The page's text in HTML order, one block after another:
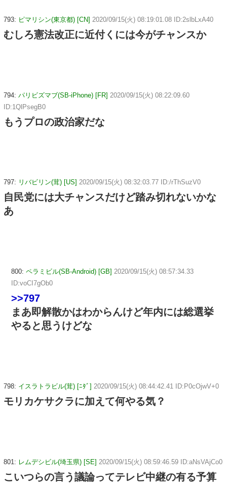
793: ピマリシン(東京都) [CN] 2020/09/15(火) 08:19:01.08 ID:2slbLxA40
むしろ憲法改正に近付くには今がチャンスか
794: パリビズマブ(SB-iPhone) [FR] 2020/09/15(火) 08:22:09.60
ID:1QlPsegB0
もうプロの政治家だな
797: リバビリン(茸) [US] 2020/09/15(火) 08:32:03.77 ID:/rThSuzV0
自民党には大チャンスだけど踏み切れないかな
あ
800: ペラミビル(SB-Android) [GB] 2020/09/15(火) 08:57:34.33
ID:voCI7gOb0
>>797
まあ即解散かはわからんけど年内には総選挙
やると思うけどな
798: イスラトラビル(茸) [ﾆﾀﾞ] 2020/09/15(火) 08:44:42.41 ID:P0cOjwV+0
モリカケサクラに加えて何やる気？
801: レムデシビル(埼玉県) [SE] 2020/09/15(火) 08:59:46.59 ID:aNsVAjCo0
こいつらの言う議論ってテレビ中継の有る予算